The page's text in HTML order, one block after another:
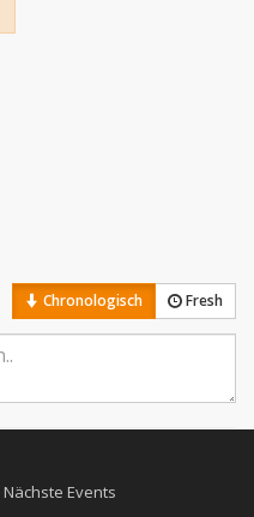
Chronologisch Fresh
Nächste Events